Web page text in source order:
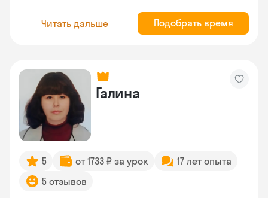
Читать дальше Подобрать время
Галина
5 от 1733 ₽ за урок
17 лет опыта
5 отзывов